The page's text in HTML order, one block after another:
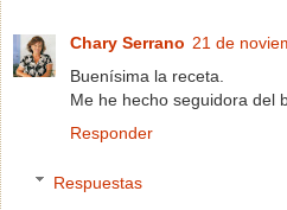
Chary Serrano 21 de
Buenísima la receta.
Me he hecho seguidora del
Responder
Respuestas